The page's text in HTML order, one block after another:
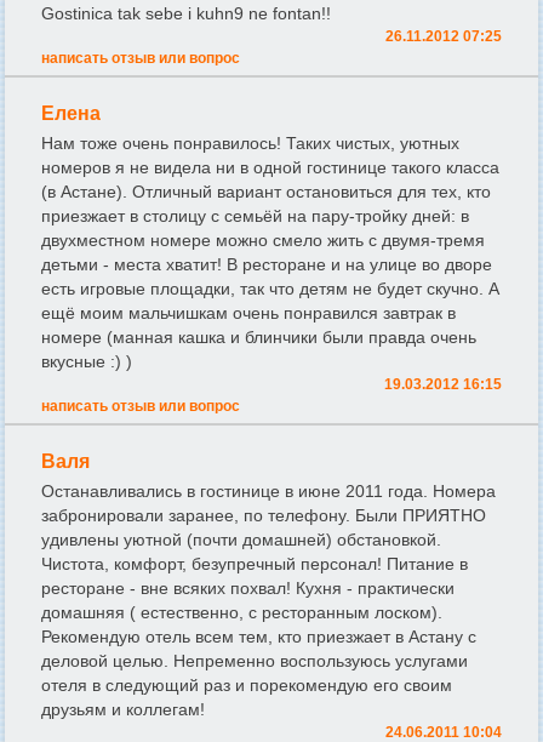
Gostinica tak sebe i kuhn9 ne fontan!!
26.11.2012 07:25
написать отзыв или вопрос
Елена
Нам тоже очень понравилось! Таких чистых, уютных
номеров я не видела ни в одной гостинице такого класса
(в Астане). Отличный вариант остановиться для тех, кто
приезжает в столицу с семьёй на пару-тройку дней: в
двухместном номере можно смело жить с двумя-тремя
детьми - места хватит! В ресторане и на улице во дворе
есть игровые площадки, так что детям не будет скучно. А
ещё моим мальчишкам очень понравился завтрак в
номере (манная кашка и блинчики были правда очень
вкусные :) )
19.03.2012 16:15
написать отзыв или вопрос
Валя
Останавливались в гостинице в июне 2011 года. Номера
забронировали заранее, по телефону. Были ПРИЯТНО
удивлены уютной (почти домашней) обстановкой.
Чистота, комфорт, безупречный персонал! Питание в
ресторане - вне всяких похвал! Кухня - практически
домашняя ( естественно, с ресторанным лоском).
Рекомендую отель всем тем, кто приезжает в Астану с
деловой целью. Непременно воспользуюсь услугами
отеля в следующий раз и порекомендую его своим
друзьям и коллегам!
24.06.2011 10:04